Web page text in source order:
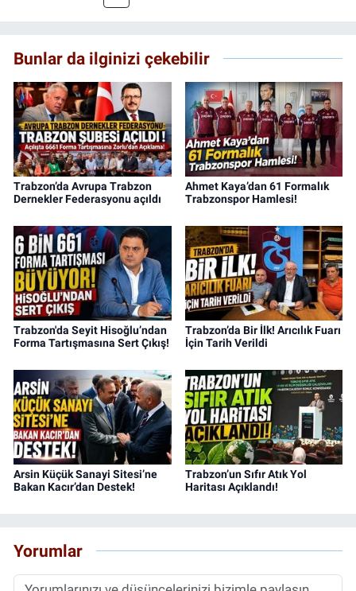
Bunlar da ilginizi çekebilir
Trabzon’da Avrupa Trabzon
Dernekler Federasyonu açıldı
Ahmet Kaya’dan 61 Formalık
Trabzonspor Hamlesi!
Trabzon'da Seyit Hisoğlu’ndan
Forma Tartışmasına Sert Çıkış!
Trabzon’da Bir İlk! Arıcılık Fuarı
İçin Tarih Verildi
Arsin Küçük Sanayi Sitesi’ne
Bakan Kacır’dan Destek!
Trabzon’un Sıfır Atık Yol
Haritası Açıklandı!
Yorumlar